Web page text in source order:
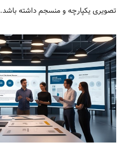
تصویری یکپارچه و منسجم داشته باشد.